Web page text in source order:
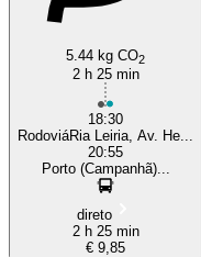
5.44 kg CO2
2 h 25 min
18:30
RodoviáRia Leiria, Av. He...
20:55
Porto (Campanhã)...
direto
2 h 25 min
€ 9,85